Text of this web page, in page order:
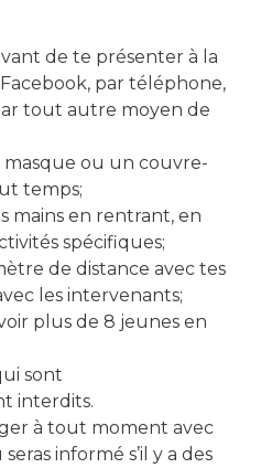
2023-2024 🤝
de te présenter à la
par téléphone,
tout autre moyen de
ou un couvre-
temps;
mains en rentrant, en
spécifiques;
de distance avec tes
les intervenants;
plus de 8 jeunes en
sont
interdits.
à tout moment avec
informé s’il y a des